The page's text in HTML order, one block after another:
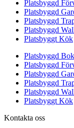
Platsbyggd
Platsbyggd
Platsbyggd
Platsbyggd
Platsbyggt Kök
Platsbyggd
Platsbyggd
Platsbyggd
Platsbyggd
Platsbyggd
Platsbyggt Kök
Kontakta oss